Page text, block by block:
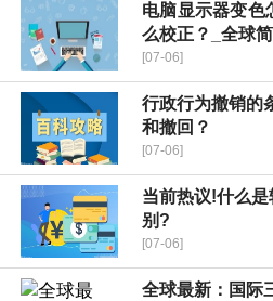
电脑显示器变色
么校正？_全球
[07-06]
行政行为撤销的
和撤回？
[07-06]
当前热议!什么
别?
[07-06]
全球最新：国际